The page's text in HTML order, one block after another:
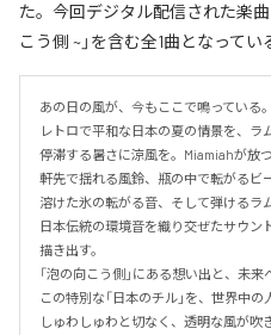
た。今回デジタル配信された楽曲
こう側 ~」を含む全1曲となってい
あの日の風が、今もここで鳴っている。
レトロで平和な日本の夏の情景を、ラ
停滞する暑さに涼風を。Miamiahが放つ
軒先で揺れる風鈴、瓶の中で転がるビ
溶けた氷の転がる音、そして弾けるラ
日本伝統の環境音を織り交ぜたサウン
描き出す。
「泡の向こう側」にある想い出と、未来
この特別な「日本のチル」を、世界中の
しゅわしゅわと切なく、透明な風が